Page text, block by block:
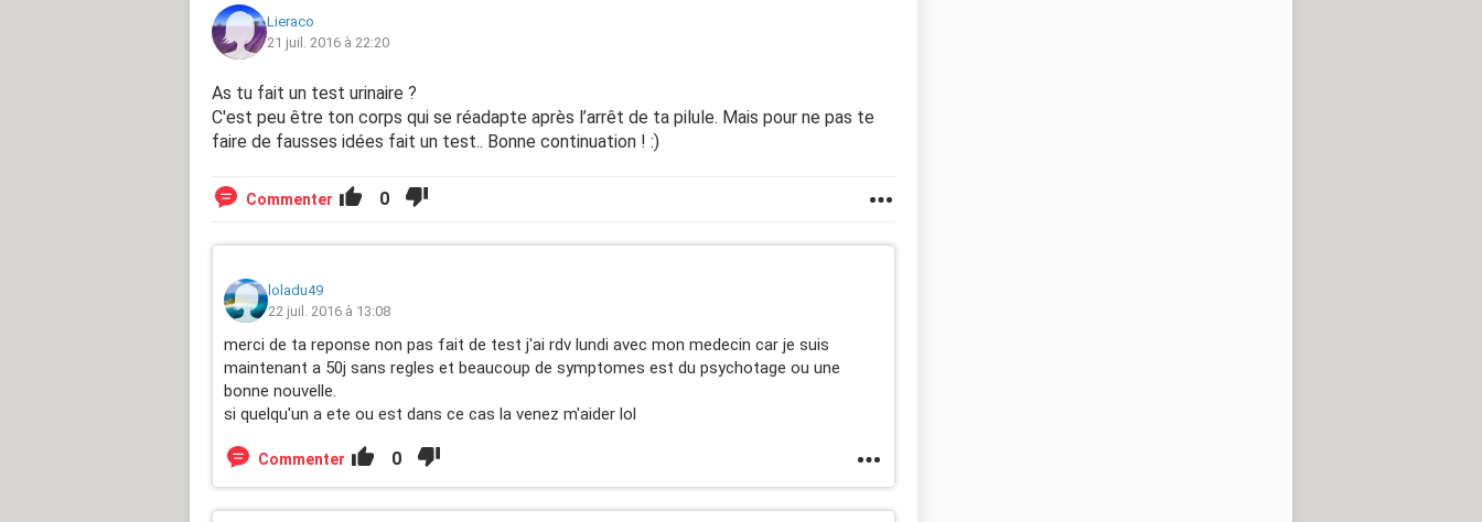
Lieraco
21 juil. 2016 à 22:20
As tu fait un test urinaire ?
C'est peu être ton corps qui se réadapte après l’arrêt de ta pilule. Mais pour ne pas te
faire de fausses idées fait un test.. Bonne continuation ! :)
Commenter 0
loladu49
22 juil. 2016 à 13:08
merci de ta reponse non pas fait de test j'ai rdv lundi avec mon medecin car je suis
maintenant a 50j sans regles et beaucoup de symptomes est du psychotage ou une
bonne nouvelle.
si quelqu'un a ete ou est dans ce cas la venez m'aider lol
Commenter 0